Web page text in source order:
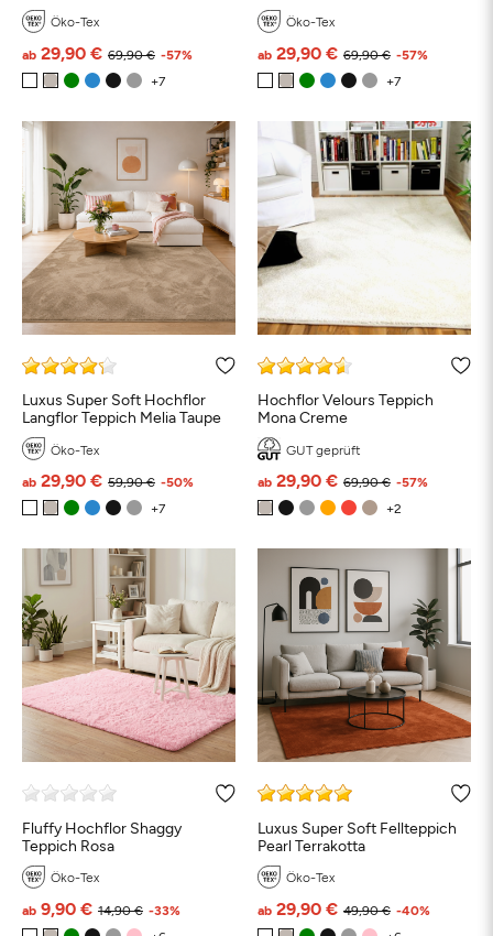
Öko-Tex
69,90 €
ab 29,90 € -57%
Öko-Tex
69,90 €
ab 29,90 € -57%
Luxus Super Soft Hochflor
Langflor Teppich Melia Taupe
Öko-Tex
59,90 €
ab 29,90 € -50%
Hochflor Velours Teppich
Mona Creme
GUT geprüft
69,90 €
ab 29,90 € -57%
Fluffy Hochflor Shaggy
Teppich Rosa
Öko-Tex
14,90 €
ab 9,90 € -33%
Luxus Super Soft Fellteppich
Pearl Terrakotta
Öko-Tex
49,90 €
ab 29,90 € -40%